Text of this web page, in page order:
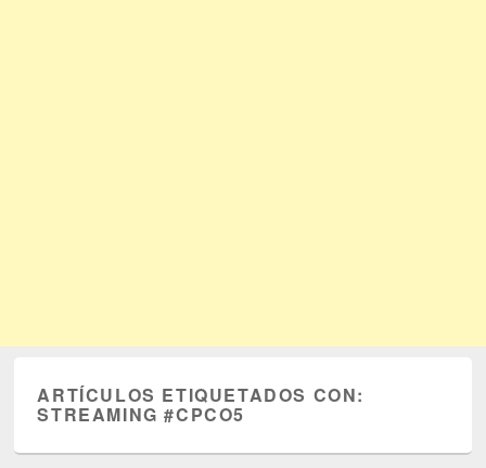
ARTÍCULOS ETIQUETADOS CON:
STREAMING #CPCO5